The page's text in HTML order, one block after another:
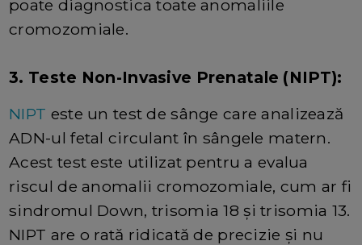
poate diagnostica toate anomaliile
cromozomiale.
3. Teste Non-Invasive Prenatale (NIPT):
NIPT este un test de sânge care analizează
ADN-ul fetal circulant în sângele matern.
Acest test este utilizat pentru a evalua
riscul de anomalii cromozomiale, cum ar fi
sindromul Down, trisomia 18 și trisomia 13.
NIPT are o rată ridicată de precizie și nu